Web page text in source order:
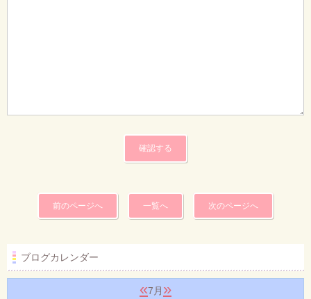
前のページへ 一覧へ 次のページへ
ブログカレンダー
«7月 »